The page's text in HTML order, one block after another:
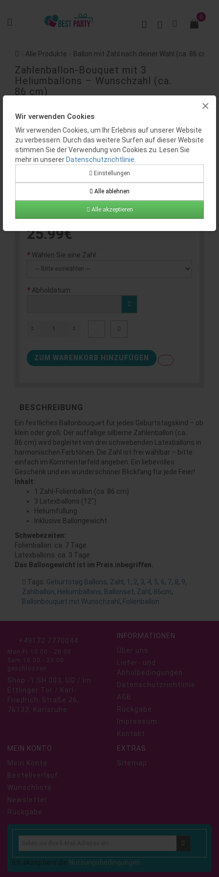
×
Wir verwenden Cookies
Wir verwenden Cookies, um Ihr Erlebnis auf unserer Website
zu verbessern. Durch das weitere Surfen auf dieser Website
stimmen Sie der Verwendung von Cookies zu. Lesen Sie
mehr in unserer Datenschutzrichtlinie
Einstellungen
Alle ablehnen
Alle akzeptieren
0
Alle Produkte Ballon mit Zahl nach deiner Wahl (ca. 86 cm)
Zahlenballon-Bouquet mit 3
Heliumballons – Wunschzahl (ca.
86 cm)
BEWERTUNGEN (0)
BP0194
25.99€
Wählen Sie eine Zahl
Abholdatum
ZUM WARENKORB HINZUFÜGEN
BESCHREIBUNG
Ein festliches Ballonbouquet für jedes Geburtstagskind – ob
klein oder groß: Der auffällige silberne Zahlenballon (ca.
86 cm) wird begleitet von drei schwebenden Latexballons in
harmonischen Farbtönen. Die Zahl ist frei wählbar – bitte
einfach im Kommentarfeld angeben. Ein liebevolles
Geschenk und ein wunderschöner Blickfang für jede Feier!
Inhalt:
1 Zahl-Folienballon (ca. 86 cm)
3 Latexballons (12")
Heliumfüllung
Inklusive Ballongewicht
Schwebezeiten:
Folienballon: ca. 7 Tage
Latexballons: ca. 3 Tage
Das Ballongewicht ist im Preis inbegriffen.
Tags: Geburtstag Ballons, Zahl , 1 , 2, 3, 4, 5, 6, 7, 8, 9,
Zahlballon, Heliumballons, Ballonset, Zahl , 86cm,
Ballonbouquet mit Wunschzahl , Folienballon
+49172 7770044
Mon-Fr 10:00 - 20:00
Sam 10:00 - 20:00
geschlossen
Shop -1.SH.003, UG / Im
Ettlinger Tor / Karl-
Friedrich-Straße 26,
76133, Karlsruhe
INFORMATIONEN
Über uns
Liefer- und
Abholbedingungen
Datenschutzrichtlinie
AGB
Rückgabe
Impressum
Kontakt
MEIN KONTO
Mein Konto
Bestellverlauf
Wunschliste
Newsletter
Rückgabe
EXTRAS
Sitemap
Ich akzeptiere die Nutzungsbedingungen.